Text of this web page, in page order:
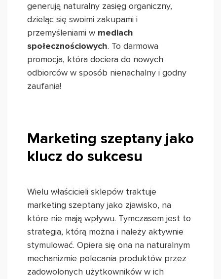
generują naturalny zasięg organiczny,
dzieląc się swoimi zakupami i
przemyśleniami w mediach
społecznościowych. To darmowa
promocja, która dociera do nowych
odbiorców w sposób nienachalny i godny
zaufania!
Marketing szeptany jako
klucz do sukcesu
Wielu właścicieli sklepów traktuje
marketing szeptany jako zjawisko, na
które nie mają wpływu. Tymczasem jest to
strategia, którą można i należy aktywnie
stymulować. Opiera się ona na naturalnym
mechanizmie polecania produktów przez
zadowolonych użytkowników w ich